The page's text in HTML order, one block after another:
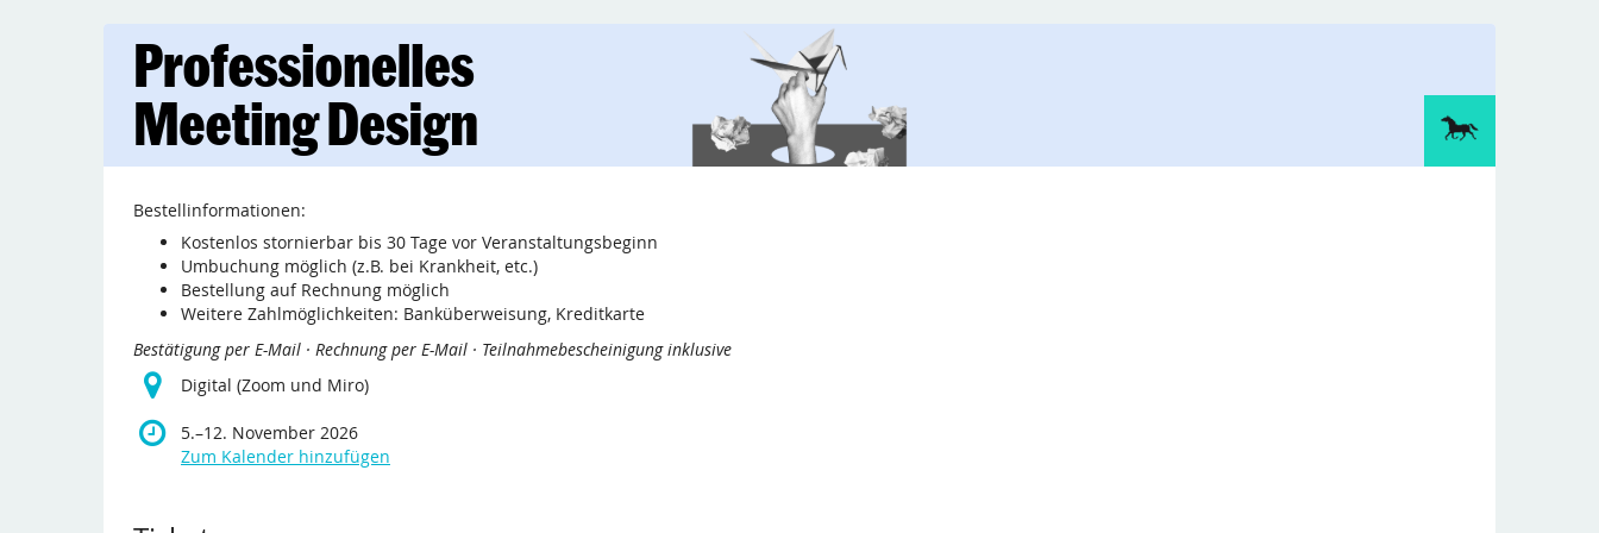
Professionelles
Meeting-
Design
Facilitation
bis12. November 2026
Bestellinformationen:
Kostenlos stornierbar bis 30 Tage vor Veranstaltungsbeginn
Umbuchung möglich (z.B. bei Krankheit, etc.)
Bestellung auf Rechnung möglich
Weitere Zahlmöglichkeiten: Banküberweisung, Kreditkarte
Bestätigung per E-Mail · Rechnung per E-Mail · Teilnahmebescheinigung inklusive
Digital (Zoom und Miro)
5.–bis
12. November 2026
Zum Kalender hinzufügen